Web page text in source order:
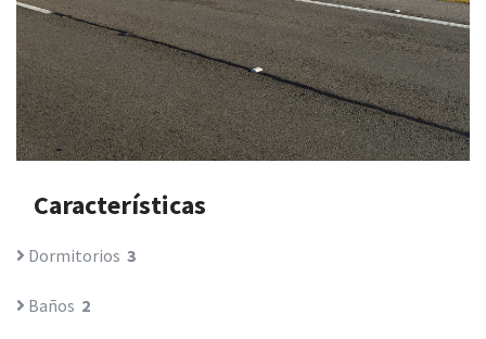
Características
Dormitorios 3
Baños 2